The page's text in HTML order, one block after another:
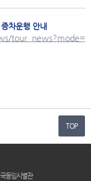
차운행 안내
tour_news?mode=
TOP
동임시별관